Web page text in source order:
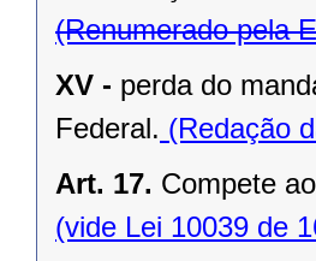
(Renumerado pela
XV - perda do
Federal. (Redação
Art. 17. Compete
(vide Lei 10039 de